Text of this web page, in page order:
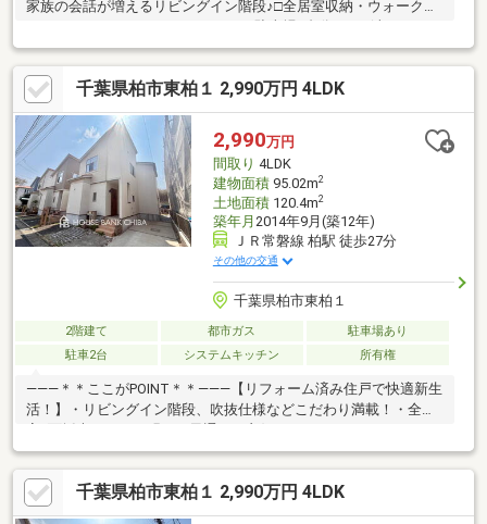
家族の会話が増えるリビングイン階段♪□全居室収納・ウォークイ
ます)【周辺環境】◯名戸ケ谷小学校：徒歩17分◯柏第四中学
校：徒歩25分◯東町保育園：徒歩14分◯吉田幼稚園：徒歩9分
◯カスミフードスクエア柏千代田店：徒歩15分◯セブンイレブ
ン柏関場町店：徒歩10分◯マツモトキヨシ柏千代田店：徒歩15分
千葉県柏市東柏１ 2,990万円 4LDK
2,990万円
間取り 4LDK
建物面積95.02m2
土地面積120.4m2
築年月 2014年9月(築12年)
ＪＲ常磐線 柏駅 徒歩27分
その他の交通
千葉県柏市東柏１
2階建て 都市ガス
駐車場あり
駐車2台
システムキッチン 所有権
―――＊＊ここがPOINT＊＊―――【リフォーム済み住戸で快適新生
活！】・リビングイン階段、吹抜仕様などこだわり満載！・全居
など収納充実！・ゴロンと一息、安らぎの和室もあります！・雨
天時にも重宝する玄関ポーチ付き！・カースペース2台分！（車種
制限あり）・スーパーやドラックストアまで徒歩圏内！※本日ご
案内可能です！是非、この機会にお気軽にお越し下さい♪◆人気
千葉県柏市東柏１ 2,990万円 4LDK